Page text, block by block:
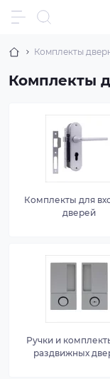
Комплекты
Комплекты
Комплекты для
дверей
Ручки и
раздвижных